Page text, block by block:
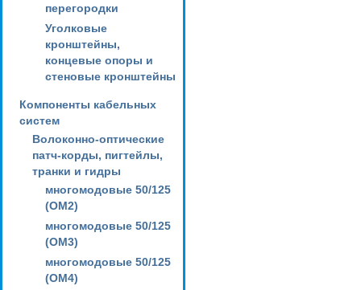
перегородки
Уголковые
кронштейны,
концевые опоры и
стеновые кронштейны
Компоненты кабельных
систем
Волоконно-оптические
патч-корды, пигтейлы,
транки и гидры
многомодовые 50/125
(OM2)
многомодовые 50/125
(OM3)
многомодовые 50/125
(OM4)